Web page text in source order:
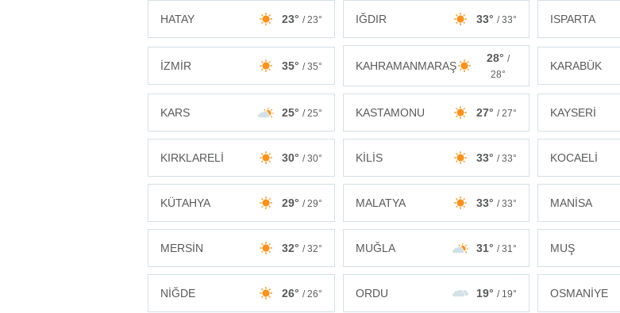
HATAY 23° / 23° IĞDIR 33° / 33° ISPARTA
İZMİR 35° / 35° KAHRAMANMARAŞ
28°/
28°
KARABÜK
KARS 25° / 25° KASTAMONU 27° / 27° KAYSERİ
KIRKLARELİ 30° / 30° KİLİS 33° / 33° KOCAELİ
KÜTAHYA 29° / 29° MALATYA 33° / 33° MANİSA
MERSİN 32° / 32° MUĞLA 31° / 31° MUŞ
NİĞDE 26° / 26° ORDU 19° / 19° OSMANİYE